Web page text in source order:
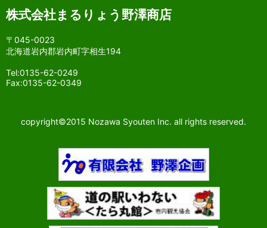
株式会社まるりょう野澤商店
〒045-0023
北海道岩内郡岩内町字相生194
Tel:0135-62-0249
Fax:0135-62-0349
copyright©2015 Nozawa Syouten Inc. all rights reserved.